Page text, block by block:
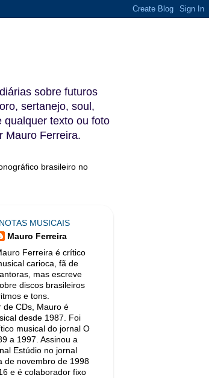
sobre futuros
sertanejo, soul,
qualquer texto ou foto
Mauro Ferreira.
brasileiro no
MUSICAIS
Mauro Ferreira
Ferreira é crítico
carioca, fã de
mas escreve
discos brasileiros
e tons.
de CDs, Mauro é
desde 1987. Foi
musical do jornal O
a 1997. Assinou a
Estúdio no jornal
de novembro de 1998
e é colaborador fixo